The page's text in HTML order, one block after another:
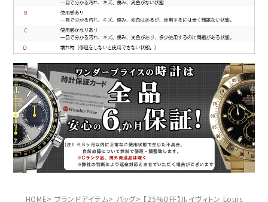
HOME ブランドアイテム バッグ 【25%OFF】ルイヴィトン Louis